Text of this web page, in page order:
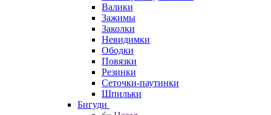
Валики
Зажимы
Заколки
Невидимки
Ободки
Повязки
Резинки
Сеточки-паутинки
Шпильки
Бигуди